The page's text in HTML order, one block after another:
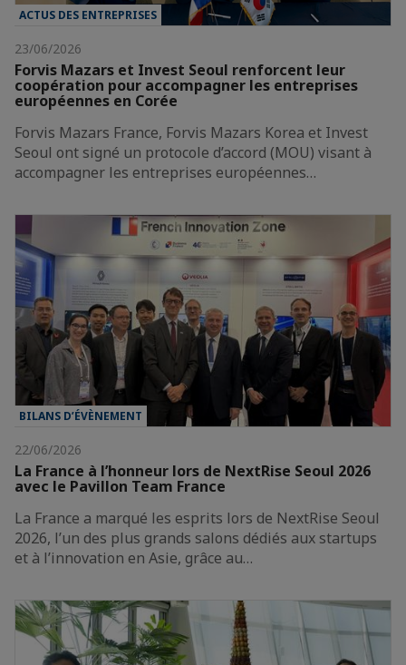
ACTUS DES ENTREPRISES
23/06/2026
Forvis Mazars et Invest Seoul renforcent leur
coopération pour accompagner les entreprises
européennes en Corée
Forvis Mazars France, Forvis Mazars Korea et Invest
Seoul ont signé un protocole d’accord (MOU) visant à
accompagner les entreprises européennes…
BILANS D’ÉVÈNEMENT
22/06/2026
La France à l’honneur lors de NextRise Seoul 2026
avec le Pavillon Team France
La France a marqué les esprits lors de NextRise Seoul
2026, l’un des plus grands salons dédiés aux startups
et à l’innovation en Asie, grâce au…